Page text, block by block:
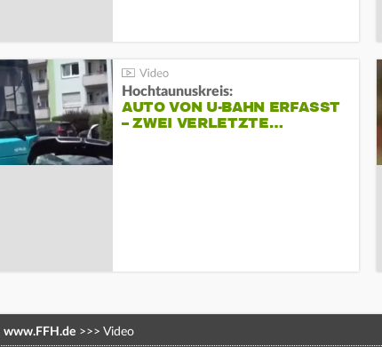
Hochtaunuskreis:
AUTO VON U-BAHN ERFASST
– ZWEI VERLETZTE…
www.FFH.de >>> Video